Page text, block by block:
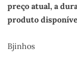
preço atual, a
produto
Bjinhos